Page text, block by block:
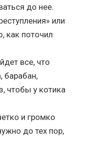
до нее.
или
как поточил
все, что
барабан,
чтобы у котика
и громко
до тех пор,